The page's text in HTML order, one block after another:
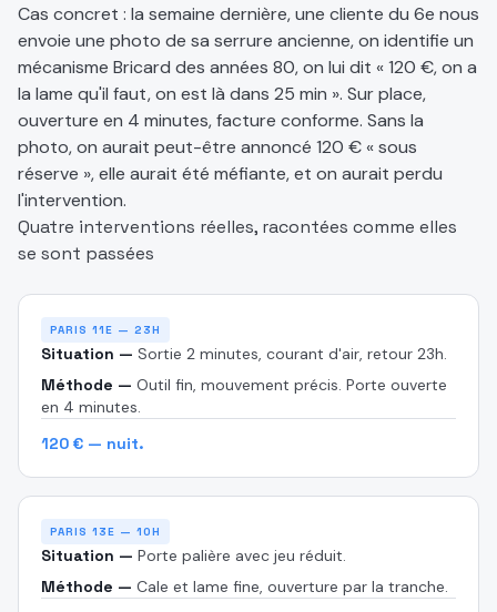
Cas concret : la semaine dernière, une cliente du 6e nous
envoie une photo de sa serrure ancienne, on identifie un
mécanisme Bricard des années 80, on lui dit « 120 €, on a
la lame qu'il faut, on est là dans 25 min ». Sur place,
ouverture en 4 minutes, facture conforme. Sans la
photo, on aurait peut-être annoncé 120 € « sous
réserve », elle aurait été méfiante, et on aurait perdu
l'intervention.
Quatre interventions réelles, racontées comme elles
se sont passées
PARIS 11E — 23H
Situation — Sortie 2 minutes, courant d'air, retour 23h.
Méthode — Outil fin, mouvement précis. Porte ouverte
en 4 minutes.
120 € — nuit.
PARIS 13E — 10H
Situation — Porte palière avec jeu réduit.
Méthode — Cale et lame fine, ouverture par la tranche.